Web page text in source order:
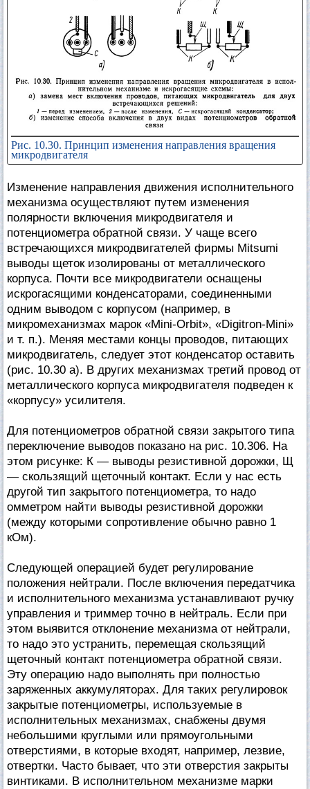
Рис. 10.30. Принцип изменения направления вращения
микродвигателя
Изменение направления движения исполнительного
механизма осуществляют путем изменения
полярности включения микродвигателя и
потенциометра обратной связи. У чаще всего
встречающихся микродвигателей фирмы Mitsumi
выводы щеток изолированы от металлического
корпуса. Почти все микродвигатели оснащены
искрогасящими конденсаторами, соединенными
одним выводом с корпусом (например, в
микромеханизмах марок «Mini-Orbit», «Digitron-Mini»
и т. п.). Меняя местами концы проводов, питающих
микродвигатель, следует этот конденсатор оставить
(рис. 10.30 а). В других механизмах третий провод от
металлического корпуса микродвигателя подведен к
«корпусу» усилителя.
Для потенциометров обратной связи закрытого типа
переключение выводов показано на рис. 10.306. На
этом рисунке: К — выводы резистивной дорожки, Щ
— скользящий щеточный контакт. Если у нас есть
другой тип закрытого потенциометра, то надо
омметром найти выводы резистивной дорожки
(между которыми сопротивление обычно равно 1
кОм).
Следующей операцией будет регулирование
положения нейтрали. После включения передатчика
и исполнительного механизма устанавливают ручку
управления и триммер точно в нейтраль. Если при
этом выявится отклонение механизма от нейтрали,
то надо это устранить, перемещая скользящий
щеточный контакт потенциометра обратной связи.
Эту операцию надо выполнять при полностью
заряженных аккумуляторах. Для таких регулировок
закрытые потенциометры, используемые в
исполнительных механизмах, снабжены двумя
небольшими круглыми или прямоугольными
отверстиями, в которые входят, например, лезвие,
отвертки. Часто бывает, что эти отверстия закрыты
винтиками. В исполнительном механизме марки